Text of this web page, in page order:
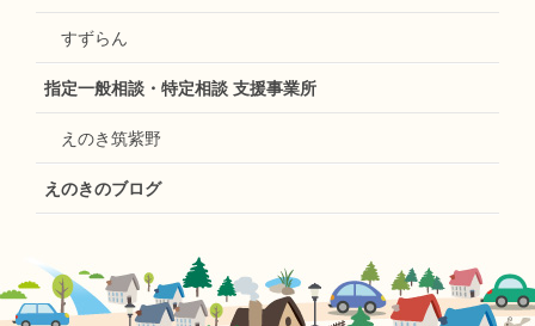
すずらん
指定一般相談・特定相談 支援事業所
えのき筑紫野
えのきのブログ